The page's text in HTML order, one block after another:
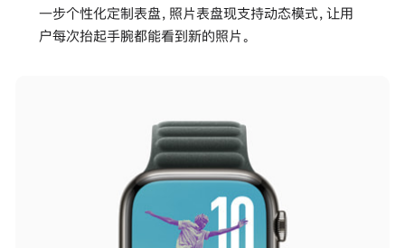
一步个性化定制表盘，照片表盘现支持动态模式，让用
户每次抬起手腕都能看到新的照片。